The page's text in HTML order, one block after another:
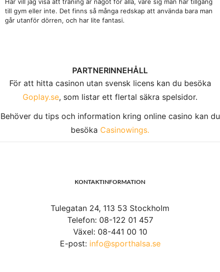
till gym eller inte. Det finns så många redskap att använda bara man
går utanför dörren, och har lite fantasi.
PARTNERINNEHÅLL
För att hitta casinon utan svensk licens kan du besöka
Goplay.se, som listar ett flertal säkra spelsidor.
Behöver du tips och information kring online casino kan du
besöka Casinowings.
KONTAKTINFORMATION
Tulegatan 24, 113 53 Stockholm
Telefon: 08-122 01 457
Växel: 08-441 00 10
E-post: info@sporthalsa.se